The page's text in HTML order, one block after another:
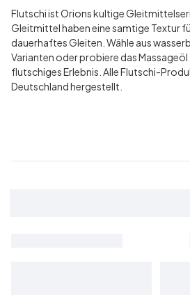
Flutschi ist Orions kultige
Gleitmittel haben eine samtige Textur
dauerhaftes Gleiten. Wähle aus
Varianten oder probiere das Massageöl
flutschiges Erlebnis. Alle Flutschi-
Deutschland hergestellt.